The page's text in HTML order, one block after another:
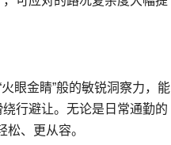
眼金睛”般的敏锐洞察力，能
行避让。无论是日常通勤的
、更从容。